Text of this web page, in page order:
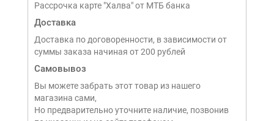
Рассрочка карте "Халва" от МТБ банка
Доставка
Доставка по договоренности, в зависимости от
суммы заказа начиная от 200 рублей
Самовывоз
Вы можете забрать этот товар из нашего
магазина сами,
Но предварительно уточните наличие, позвонив